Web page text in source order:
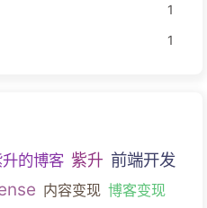
1
1
的博客 紫升 前端开发
内容变现 博客变现